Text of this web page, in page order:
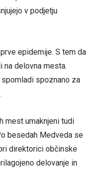
v podjetju
epidemije. S tem da
na delovna mesta.
spoznano za
mest umaknjeni tudi
besedah Medveda se
direktorici občinske
delovanje in